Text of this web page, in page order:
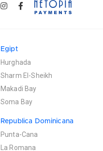
Egipt
Hurghada
Sharm El-Sheikh
Makadi Bay
Soma Bay
Republica Dominicana
Punta-Cana
La Romana